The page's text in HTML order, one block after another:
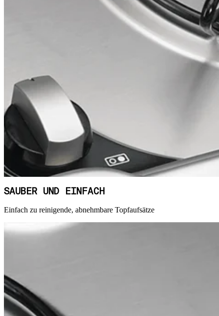
SAUBER UND EINFACH
Einfach zu reinigende, abnehmbare Topfaufsätze